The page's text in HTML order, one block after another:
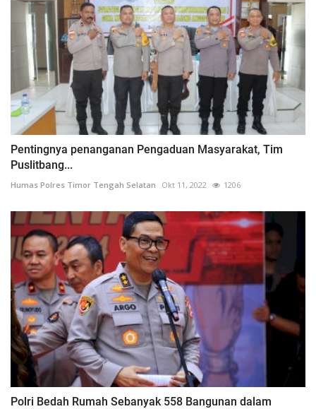
Pentingnya penanganan Pengaduan Masyarakat, Tim
Puslitbang...
Humas Polres Timor Tengah Selatan Okt 11, 2022 1206
Polri Bedah Rumah Sebanyak 558 Bangunan dalam